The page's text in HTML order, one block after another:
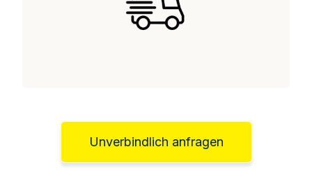
Unverbindlich anfragen